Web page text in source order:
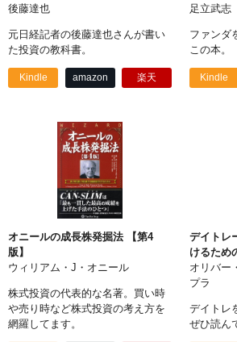
後藤達也
元日経記者の後藤達也さんが書い
た投資の教科書。
Kindle amazon 楽天
足立武志
ファンダ
この本。
Kindle
オニールの成長株発掘法 【第4
版】
ウィリアム・J・オニール
株式投資の代表的な名著。買い時
や売り時など株式投資の考え方を
網羅してます。
デイトレ
けるため
オリバー
プラ
デイトレ
ぜひ読ん